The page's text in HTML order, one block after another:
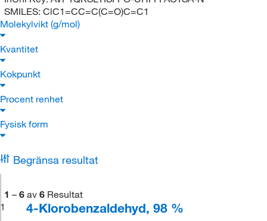
SMILES: ClC1=CC=C(C=O)C=C1
Molekylvikt (g/mol)
Kvantitet
Kokpunkt
Procent renhet
Fysisk form
Begränsa resultat
1 – 6 av 6 Resultat
1
4-Klorobenzaldehyd, 98 %